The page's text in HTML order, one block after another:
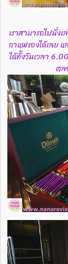
เราสามารถไปนั่
กาแฟเองได้เลย
ได้ทั้งวันเวลา
ตล